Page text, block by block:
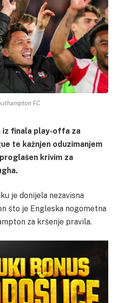
FC
iz finala play-offa za
te kažnjen oduzimanjem
krivim za
je donijela nezavisna
što je Engleska nogometna
za kršenje pravila.